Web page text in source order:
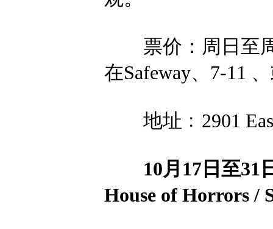
票价：周日至周
在Safeway、7-11
地址﹕2901 East
10月17日至31
House of Horrors /